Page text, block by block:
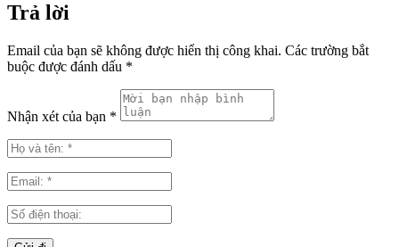
Trả lời
Email của bạn sẽ không được hiển thị công khai. Các trường bắt
buộc được đánh dấu *
Nhận xét của bạn *